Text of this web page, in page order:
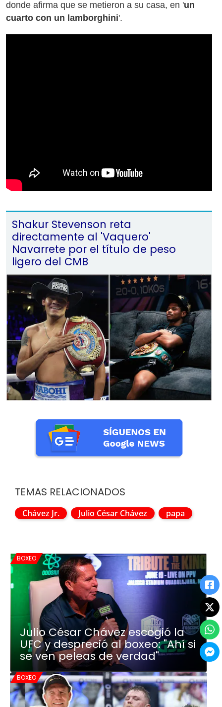
donde afirma que se metieron a su casa, en 'un
cuarto con un lamborghini'.
Shakur Stevenson reta
directamente al 'Vaquero'
Navarrete por el título de peso
ligero del CMB
TEMAS RELACIONADOS
Chávez Jr. Julio César Chávez papa
BOXEO
Julio César Chávez escogió la
UFC y despreció al boxeo: "Ahí si
se ven peleas de verdad"
BOXEO